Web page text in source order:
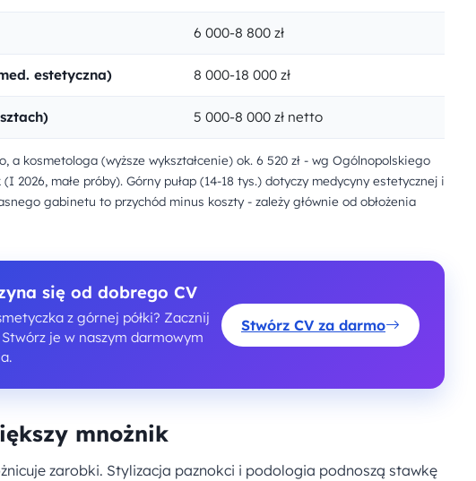
6 000-8 800 zł
estetyczna) 8 000-18 000 zł
5 000-8 000 zł netto
a kosmetologa (wyższe wykształcenie) ok. 6 520 zł - wg Ogólnopolskiego
2026, małe próby). Górny pułap (14-18 tys.) dotyczy medycyny estetycznej i
gabinetu to przychód minus koszty - zależy głównie od obłożenia
się od dobrego CV
z górnej półki? Zacznij
je w naszym darmowym
Stwórz CV za darmo
mnożnik
zarobki. Stylizacja paznokci i podologia podnoszą stawkę